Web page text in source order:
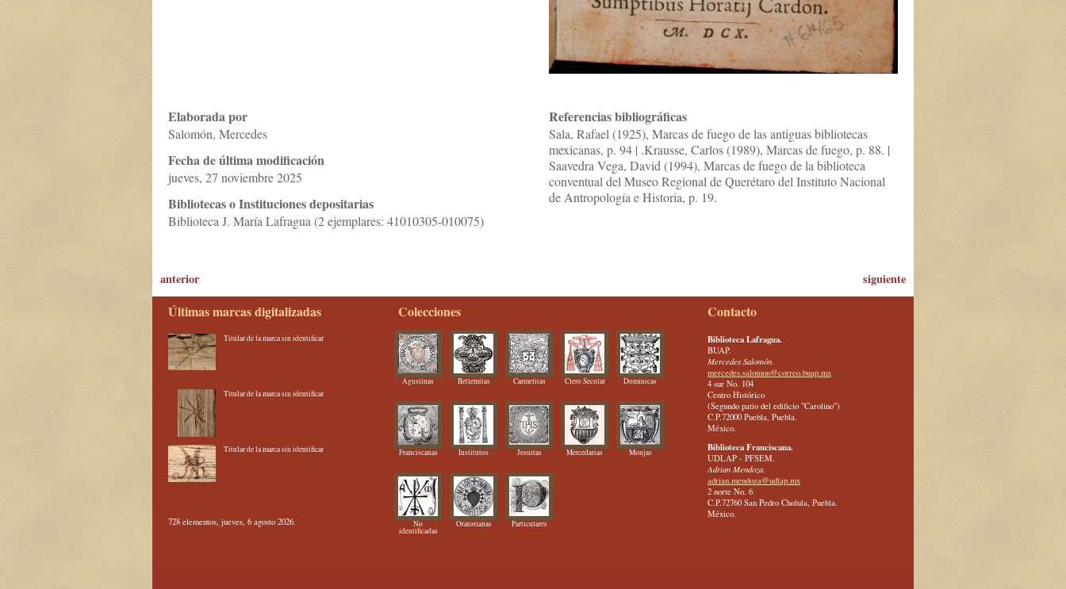
Elaborada por
Salomón, Mercedes
Fecha de última modificación
jueves, 27 noviembre 2025
Bibliotecas o Instituciones depositarias
Biblioteca J. María Lafragua (2 ejemplares: 41010305-010075)
Referencias bibliográficas
Sala, Rafael (1925), Marcas de fuego de las antiguas bibliotecas
mexicanas, p. 94 | .Krausse, Carlos (1989), Marcas de fuego, p. 88. |
Saavedra Vega, David (1994), Marcas de fuego de la biblioteca
conventual del Museo Regional de Querétaro del Instituto Nacional
de Antropología e Historia, p. 19.
anterior siguiente
Últimas marcas digitalizadas
Titular de la marca sin identificar
Titular de la marca sin identificar
Titular de la marca sin identificar
728 elementos, jueves, 6 agosto 2026.
Colecciones
Agustinas Betlemitas Carmelitas Clero Secular Dominicas
Franciscanas Institutos Jesuitas Mercedarias Monjas
No
identificadas
Oratorianas Particulares
Contacto
Biblioteca Lafragua.
BUAP.
Mercedes Salomón.
mercedes.salomon@correo.buap.mx
4 sur No. 104
Centro Histórico
(Segundo patio del edificio "Carolino")
C.P.72000 Puebla, Puebla.
México.
Biblioteca Franciscana.
UDLAP - PFSEM.
Adrian Mendoza.
adrian.mendoza@udlap.mx
2 norte No. 6
C.P.72760 San Pedro Cholula, Puebla.
México.